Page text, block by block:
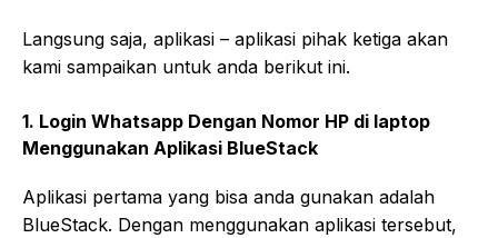
Langsung saja, aplikasi – aplikasi pihak ketiga akan
kami sampaikan untuk anda berikut ini.
1. Login Whatsapp Dengan Nomor HP di laptop
Menggunakan Aplikasi BlueStack
Aplikasi pertama yang bisa anda gunakan adalah
BlueStack. Dengan menggunakan aplikasi tersebut,